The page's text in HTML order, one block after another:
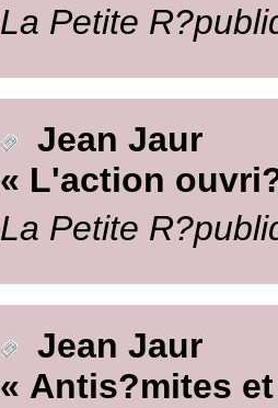
La Petite
Jean Jaur
« L'action
La Petite
Jean Jaur
« Antis?mites